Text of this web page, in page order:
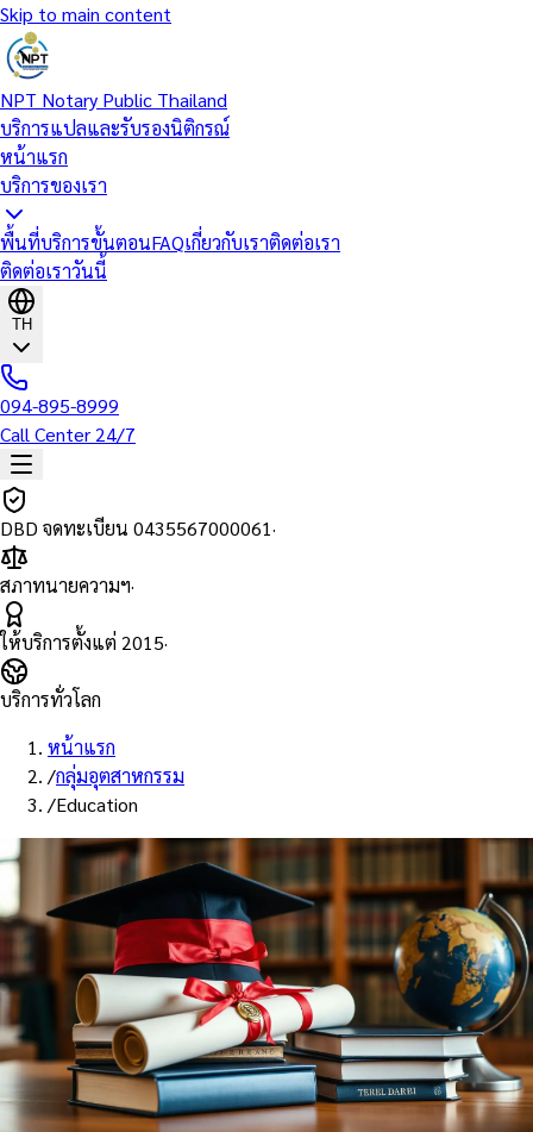
Skip to main content
NPT Notary Public Thailand
บริการแปลและรับรองนิติกรณ์
หน้าแรก
บริการของเรา
พื้นที่บริการขั้นตอนFAQเกี่ยวกับเราติดต่อเรา
ติดต่อเราวันนี้
TH
094-895-8999
Call Center 24/7
DBD จดทะเบียน 0435567000061·
สภาทนายความฯ·
ให้บริการตั้งแต่ 2015·
บริการทั่วโลก
หน้าแรก
/กลุ่มอุตสาหกรรม
/Education